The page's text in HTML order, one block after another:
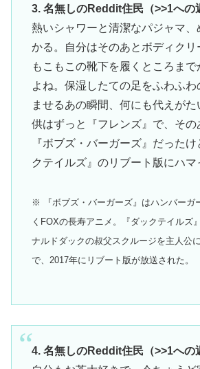
3. 名無しのReddit住民（>>1への
熱いシャワーと清潔なパジャマ、
かる。自分はそのあとボディクリ
もこもこの靴下を履くところま
よね。保湿したての足をふわふ
ませるあの瞬間、何にも代えが
供はずっと『フレンズ』で、その
『ボブズ・バーガーズ』だった
クテイルズ』のリブート版にハマ
※ 『ボブズ・バーガーズ』はハンバーガ
くFOXの長寿アニメ。『ダックテイルズ
ナルドダックの叔父スクルージを主人公
で、2017年にリブート版が放送された。
4. 名無しのReddit住民（>>1への